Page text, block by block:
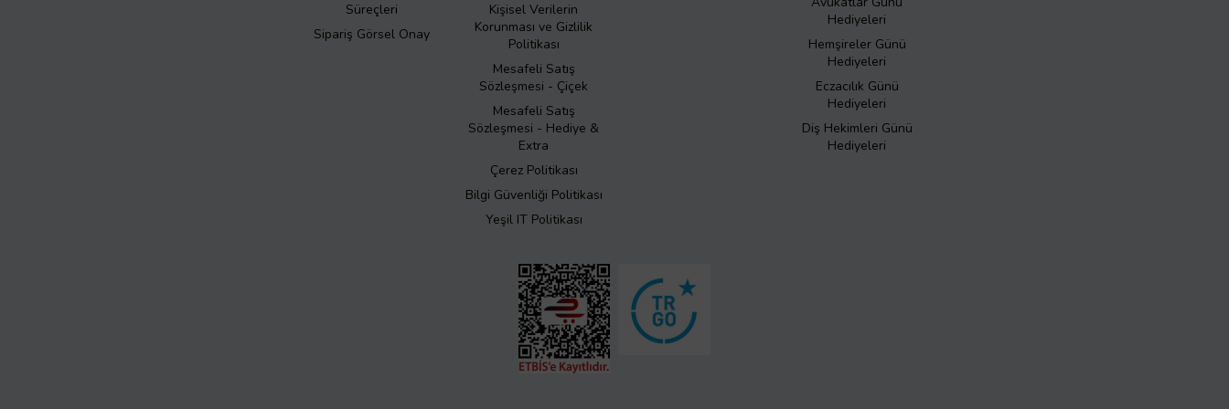
Süreçleri
Sipariş Görsel Onay
Kişisel Verilerin
Korunması ve Gizlilik
Politikası
Mesafeli Satış
Sözleşmesi - Çiçek
Mesafeli Satış
Sözleşmesi - Hediye &
Extra
Çerez Politikası
Bilgi Güvenliği Politikası
Yeşil IT Politikası
Hediyeleri
Hemşireler Günü
Hediyeleri
Eczacılık Günü
Hediyeleri
Diş Hekimleri Günü
Hediyeleri